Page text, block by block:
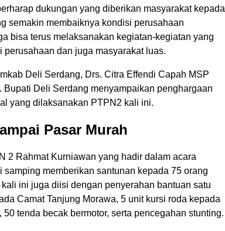
dukungan yang diberikan masyarakat kepada
semakin membaiknya kondisi perusahaan
bisa terus melaksanakan kegiatan-kegiatan yang
perusahaan dan juga masyarakat luas.
Deli Serdang, Drs. Citra Effendi Capah MSP
Bupati Deli Serdang menyampaikan penghargaan
yang dilaksanakan PTPN2 kali ini.
Pasar Murah
2 Rahmat Kurniawan yang hadir dalam acara
samping memberikan santunan kepada 75 orang
ini juga diisi dengan penyerahan bantuan satu
Camat Tanjung Morawa, 5 unit kursi roda kepada
tenda becak bermotor, serta pencegahan stunting.